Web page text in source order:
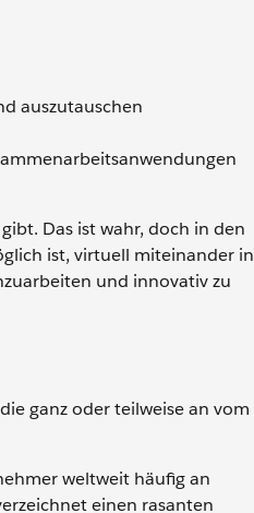
auszutauschen
Das ist wahr, doch in den
ist, virtuell miteinander in
und innovativ zu
ganz oder teilweise an vom
weltweit häufig an
einen rasanten